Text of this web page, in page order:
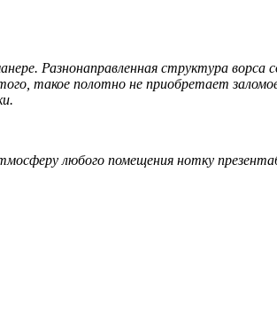
Разнонаправленная структура ворса
такое полотно не приобретает
любого помещения нотку